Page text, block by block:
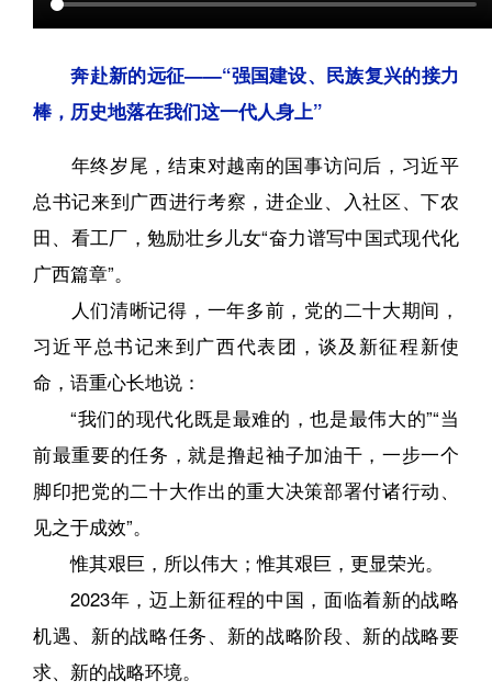
奔赴新的远征——“强国建设、民族复兴的接力
棒，历史地落在我们这一代人身上”
年终岁尾，结束对越南的国事访问后，习近平
总书记来到广西进行考察，进企业、入社区、下农
田、看工厂，勉励壮乡儿女“奋力谱写中国式现代化
广西篇章”。
人们清晰记得，一年多前，党的二十大期间，
习近平总书记来到广西代表团，谈及新征程新使
命，语重心长地说：
“我们的现代化既是最难的，也是最伟大的”“当
前最重要的任务，就是撸起袖子加油干，一步一个
脚印把党的二十大作出的重大决策部署付诸行动、
见之于成效”。
惟其艰巨，所以伟大；惟其艰巨，更显荣光。
2023年，迈上新征程的中国，面临着新的战略
机遇、新的战略任务、新的战略阶段、新的战略要
求、新的战略环境。